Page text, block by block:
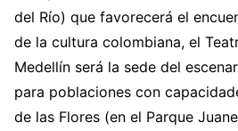
del Río) que favorecerá el
de la cultura colombiana, el
Medellín será la sede del
para poblaciones con
de las Flores (en el Parque